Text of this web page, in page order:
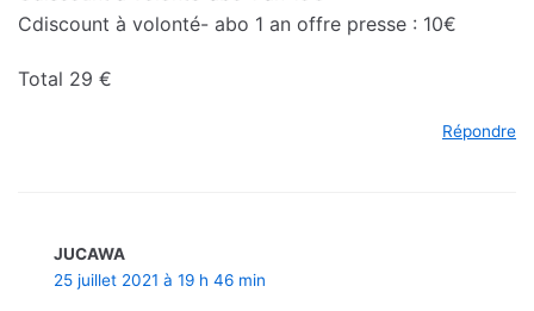
Cdiscount à volonté- abo 1 an offre presse : 10€
Total 29 €
Répondre
JUCAWA
25 juillet 2021 à 19 h 46 min